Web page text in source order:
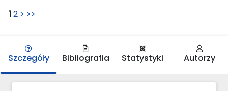
12 > >>
Szczegóły Bibliografia Statystyki Autorzy